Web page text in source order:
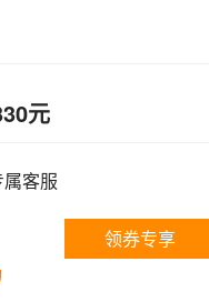
元
客服
领券专享